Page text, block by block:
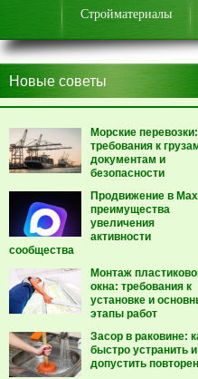
Стройматериалы
Новые советы
Морские перевозки:
требования к
документам и
безопасности
Продвижение в
преимущества
увеличения
активности
сообщества
Монтаж
окна: требования к
установке и
этапы работ
Засор в раковине:
быстро устранить
допустить